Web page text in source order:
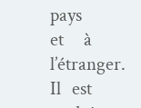
pays
et à
l’étranger.
Il est